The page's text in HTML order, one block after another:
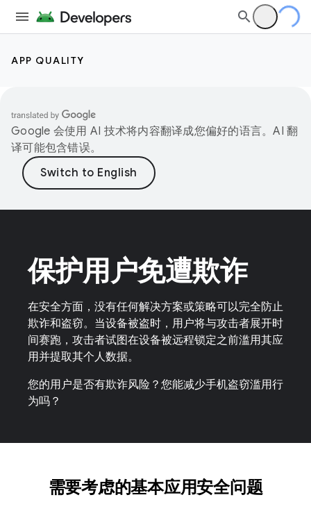
APP QUALITY
Google 会使用 AI 技术将内容翻译成您偏好的语言。AI 翻
译可能包含错误。
保护用户免遭欺诈
在安全方面，没有任何解决方案或策略可以完全防止
欺诈和盗窃。当设备被盗时，用户将与攻击者展开时
间赛跑，攻击者试图在设备被远程锁定之前滥用其应
用并提取其个人数据。
您的用户是否有欺诈风险？您能减少手机盗窃滥用行
为吗？
需要考虑的基本应用安全问题